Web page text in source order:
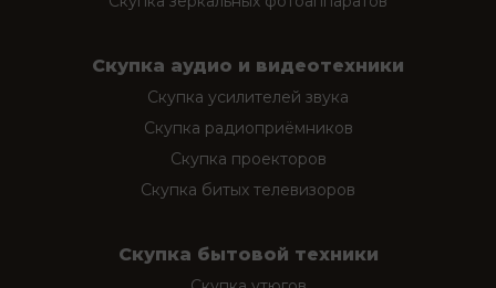
Скупка аудио и видеотехники
Скупка усилителей звука
Скупка радиоприёмников
Скупка проекторов
Скупка битых телевизоров
Скупка бытовой техники